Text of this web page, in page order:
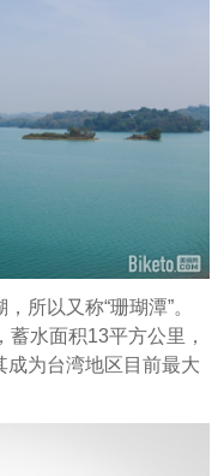
所以又称“珊瑚潭”。
水面积13平方公里，
为台湾地区目前最大